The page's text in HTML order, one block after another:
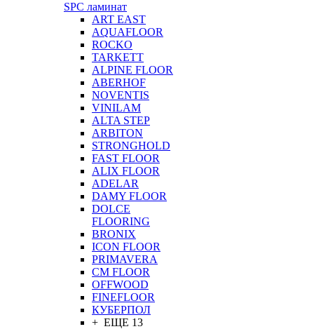
SPC ламинат
ART EAST
AQUAFLOOR
ROCKO
TARKETT
ALPINE FLOOR
ABERHOF
NOVENTIS
VINILAM
ALTA STEP
ARBITON
STRONGHOLD
FAST FLOOR
ALIX FLOOR
ADELAR
DAMY FLOOR
DOLCE
FLOORING
BRONIX
ICON FLOOR
PRIMAVERA
CM FLOOR
OFFWOOD
FINEFLOOR
КУБЕРПОЛ
+ ЕЩЕ 13